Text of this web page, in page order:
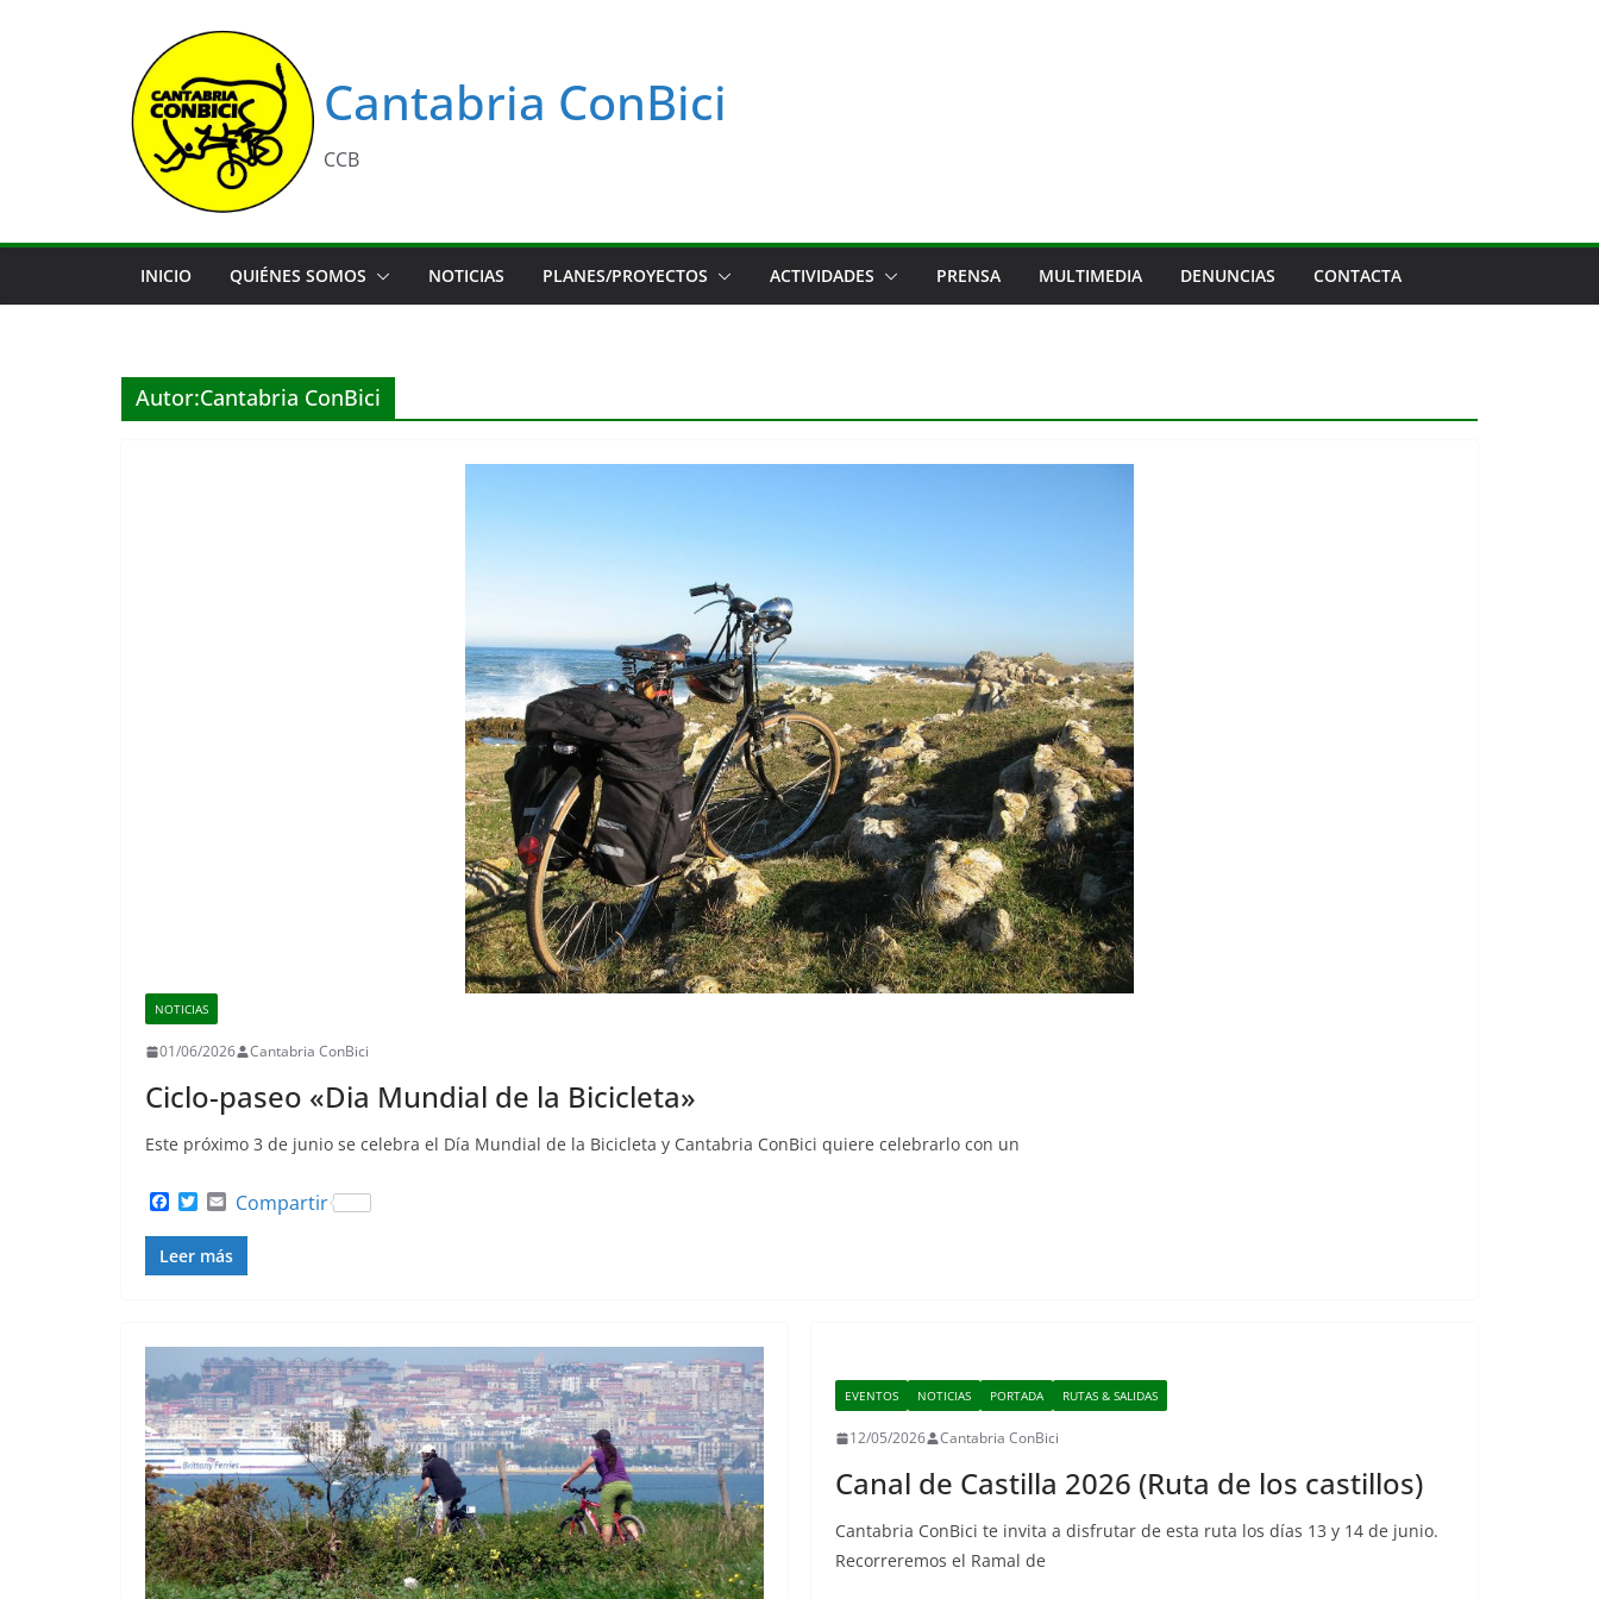
Cantabria ConBici
CCB
INICIO QUIÉNES SOMOS NOTICIAS PLANES/PROYECTOS ACTIVIDADES PRENSA MULTIMEDIA DENUNCIAS CONTACTA
Autor:Cantabria ConBici
NOTICIAS
01/06/2026 Cantabria ConBici
Ciclo-paseo «Dia Mundial de la Bicicleta»
Este próximo 3 de junio se celebra el Día Mundial de la Bicicleta y Cantabria ConBici quiere celebrarlo con un
c
e
b
T
i
t
t
a
i
l
Compartir
Leer más
EVENTOS NOTICIAS PORTADA RUTAS & SALIDAS
12/05/2026 Cantabria ConBici
Canal de Castilla 2026 (Ruta de los castillos)
Cantabria ConBici te invita a disfrutar de esta ruta los días 13 y 14 de junio.
Recorreremos el Ramal de